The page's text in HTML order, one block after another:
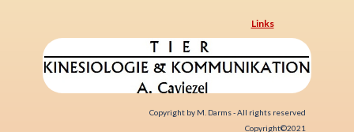
Links
Copyright by M. Darms - All rights reserved
Copyright©2021